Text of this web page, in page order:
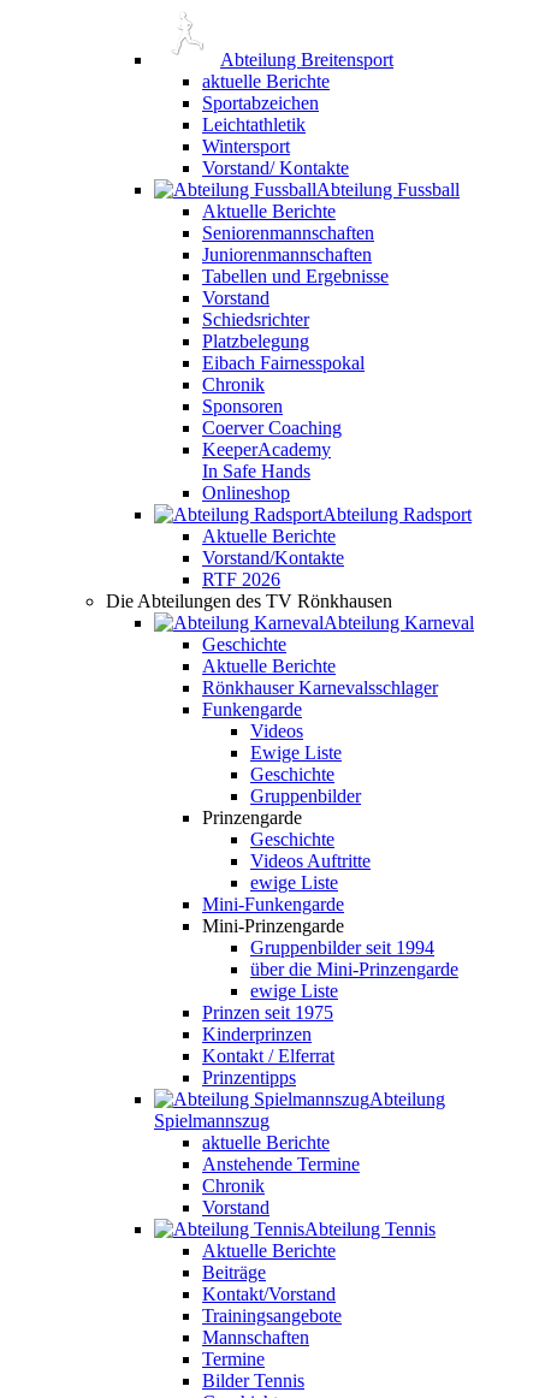
Abteilung Breitensport
aktuelle Berichte
Sportabzeichen
Leichtathletik
Wintersport
Vorstand/ Kontakte
Abteilung Fussball
Aktuelle Berichte
Seniorenmannschaften
Juniorenmannschaften
Tabellen und Ergebnisse
Vorstand
Schiedsrichter
Platzbelegung
Eibach Fairnesspokal
Chronik
Sponsoren
Coerver Coaching
KeeperAcademy
In Safe Hands
Onlineshop
Abteilung Radsport
Aktuelle Berichte
Vorstand/Kontakte
RTF 2026
Die Abteilungen des TV Rönkhausen
Abteilung Karneval
Geschichte
Aktuelle Berichte
Rönkhauser Karnevalsschlager
Funkengarde
Videos
Ewige Liste
Geschichte
Gruppenbilder
Prinzengarde
Geschichte
Videos Auftritte
ewige Liste
Mini-Funkengarde
Mini-Prinzengarde
Gruppenbilder seit 1994
über die Mini-Prinzengarde
ewige Liste
Prinzen seit 1975
Kinderprinzen
Kontakt / Elferrat
Prinzentipps
Abteilung
Spielmannszug
aktuelle Berichte
Anstehende Termine
Chronik
Vorstand
Abteilung Tennis
Aktuelle Berichte
Beiträge
Kontakt/Vorstand
Trainingsangebote
Mannschaften
Termine
Bilder Tennis